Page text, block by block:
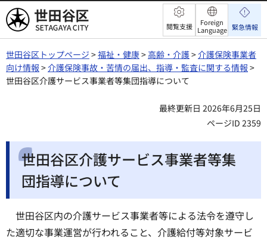
世田谷区 閲覧支援
Foreign
Language 緊急情報
世田谷区トップページ >福祉・健康> 高齢・介護>介護保険事業者
向け情報 >介護保険事故・苦情の届出、指導・監査に関する情報 >
世田谷区介護サービス事業者等集団指導について
最終更新日 2026年6月25日
ページID 2359
世田谷区介護サービス事業者等集
団指導について
世田谷区内の介護サービス事業者等による法令を遵守し
た適切な事業運営が行われること、介護給付等対象サービ